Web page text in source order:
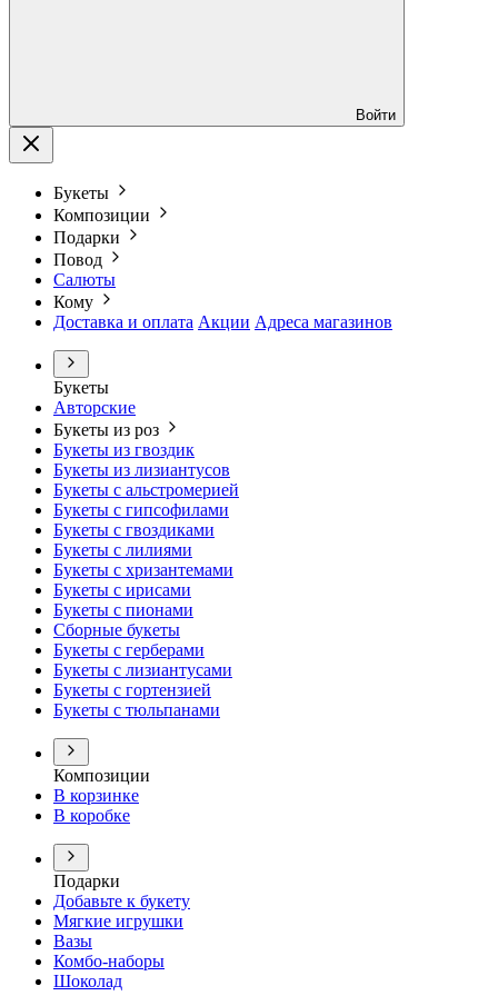
Войти
Букеты
Композиции
Подарки
Повод
Салюты
Кому
Доставка и оплата Акции Адреса магазинов
Букеты
Авторские
Букеты из роз
Букеты из гвоздик
Букеты из лизиантусов
Букеты с альстромерией
Букеты с гипсофилами
Букеты с гвоздиками
Букеты с лилиями
Букеты с хризантемами
Букеты с ирисами
Букеты с пионами
Сборные букеты
Букеты с герберами
Букеты с лизиантусами
Букеты с гортензией
Букеты с тюльпанами
Композиции
В корзинке
В коробке
Подарки
Добавьте к букету
Мягкие игрушки
Вазы
Комбо-наборы
Шоколад